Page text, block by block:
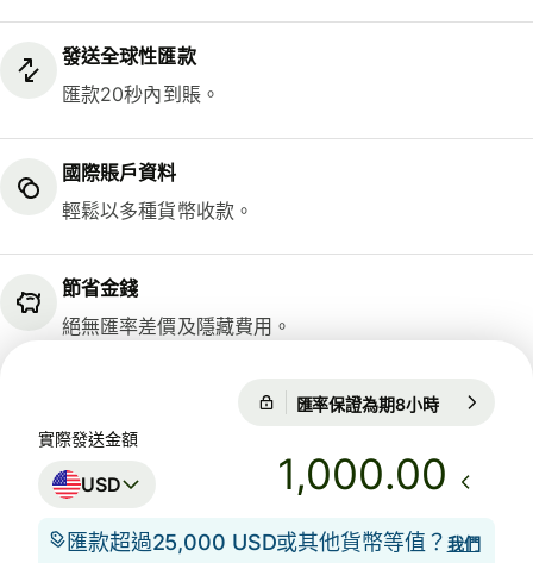
發送全球性匯款
匯款20秒內到賬。
國際賬戶資料
輕鬆以多種貨幣收款。
節省金錢
絕無匯率差價及隱藏費用。
1 USD = 0.7436 GBP
實際發送金額
USD .00
匯款超過25,000 USD或其他貨幣等值？ 我們